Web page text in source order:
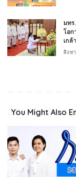
มทร
โอก
เกล้
สิงห
You Might Also